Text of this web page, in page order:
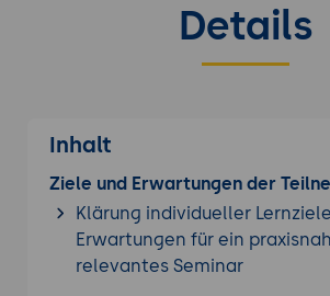
Details
Inhalt
Ziele und Erwartungen der
Klärung individueller
Erwartungen für ein
relevantes Seminar